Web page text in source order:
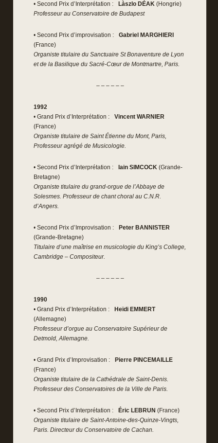
• Second Prix d’Interprétation : Làszlo DÉAK (Hongrie)
Professeur au Conservatoire de Budapest
• Second Prix d’improvisation :
Gabriel MARGHIERI
(France)
Organiste titulaire du Sanctuaire St Bonaventure de Lyon
et de la Basilique du Sacré-Cœur de Montmartre, Paris.
– – – – – –
1992
• Grand Prix d’Interprétation : Vincent WARNIER
(France)
Organiste titulaire de Saint Étienne du Mont, Paris,
Professeur agrégé de Musicologie.
• Second Prix d’Interprétation : Iain SIMCOCK (Grande-
Bretagne)
Organiste titulaire du grand-orgue de l’Abbaye de
Solesmes. Professeur de chant choral au C.N.R.
d’Angers.
• Second Prix d’Improvisation :
Peter BANNISTER
(Grande-Bretagne)
Titulaire d’une maîtrise en musicologie du King’s College,
Cambridge – Compositeur.
– – – – – –
1990
• Grand Prix d’Interprétation :
Heïdi EMMERT
(Allemagne)
Professeur d’orgue au Conservatoire Supérieur de
Detmold, Allemagne.
• Grand Prix d’Improvisation :
Pierre PINCEMAILLE
(France)
Organiste titulaire de la Cathédrale de Saint-Denis.
Professeur des Conservatoires de la Ville de Paris.
• Second Prix d’Interprétation : Éric LEBRUN (France)
Organiste titulaire de Saint-Antoine-des-Quinze-Vingts,
Paris. Directeur du Conservatoire de Cachan.